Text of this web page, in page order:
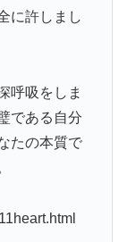
に許しまし
呼吸をしま
である自分
たの本質で